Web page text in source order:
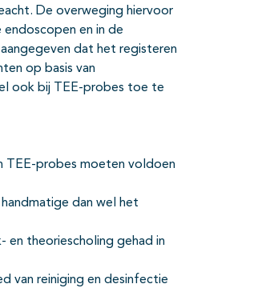
De overweging hiervoor
en in de
dat het registeren
op basis van
ook bij TEE-probes toe te
TEE-probes moeten voldoen
dan wel het
en theoriescholing gehad in
van reiniging en desinfectie